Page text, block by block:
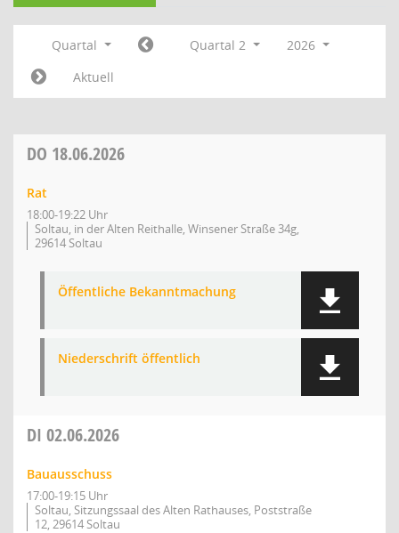
Quartal Quartal 2
2026
Aktuell
DO 18.06.2026
Rat
18:00-19:22 Uhr
Soltau, in der Alten Reithalle, Winsener Straße 34g,
29614 Soltau
Öffentliche Bekanntmachung
Niederschrift öffentlich
DI 02.06.2026
Bauausschuss
17:00-19:15 Uhr
Soltau, Sitzungssaal des Alten Rathauses, Poststraße
12, 29614 Soltau